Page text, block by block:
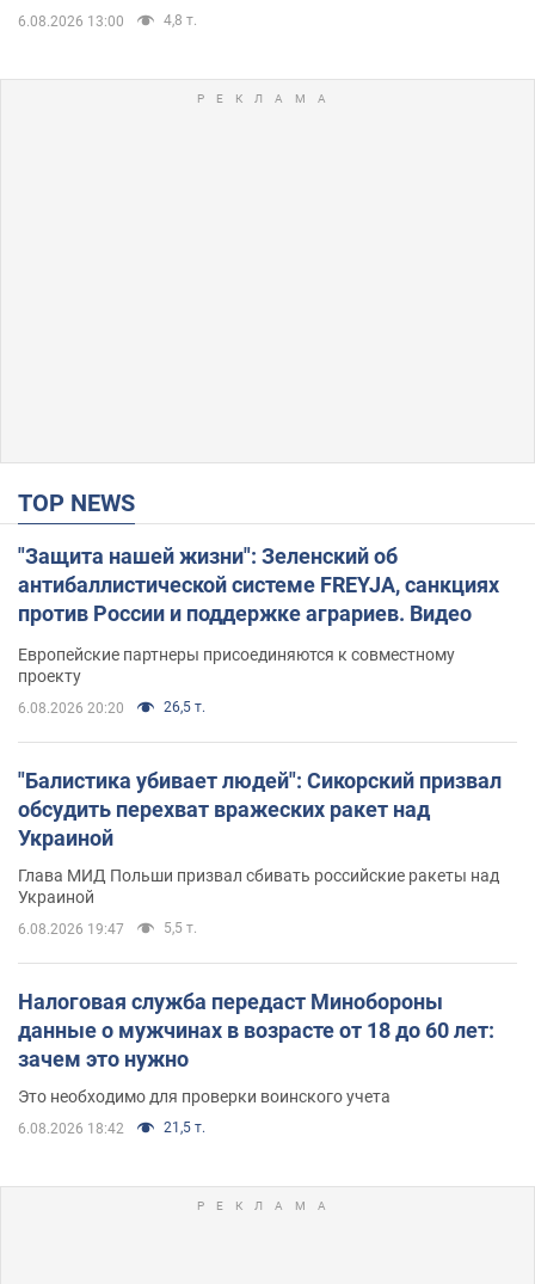
6.08.2026 13:00 4,8 т.
TOP NEWS
"Защита нашей жизни": Зеленский об
антибаллистической системе FREYJA, санкциях
против России и поддержке аграриев. Видео
Европейские партнеры присоединяются к совместному
проекту
6.08.2026 20:20 26,5 т.
"Балистика убивает людей": Сикорский призвал
обсудить перехват вражеских ракет над
Украиной
Глава МИД Польши призвал сбивать российские ракеты над
Украиной
6.08.2026 19:47 5,5 т.
Налоговая служба передаст Минобороны
данные о мужчинах в возрасте от 18 до 60 лет:
зачем это нужно
Это необходимо для проверки воинского учета
6.08.2026 18:42 21,5 т.